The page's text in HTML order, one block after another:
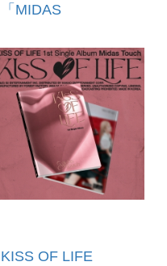
「MIDAS
VER.)」(韓國進口版)
KISS OF LIFE